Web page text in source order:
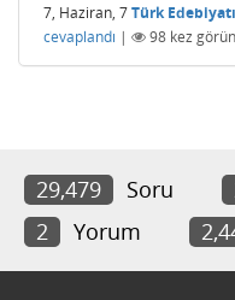
7, Haziran, 7Türk
cevaplandı | 98 kez
29,479 Soru
2
Yorum